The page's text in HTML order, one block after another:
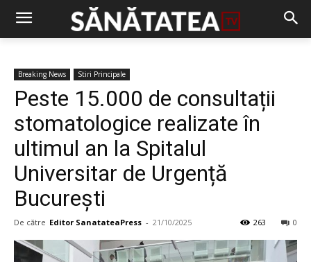
Breaking News Stiri Principale
Peste 15.000 de consultații
stomatologice realizate în
ultimul an la Spitalul
Universitar de Urgență
București
De către Editor SanatateaPress - 21/10/2025 0
263